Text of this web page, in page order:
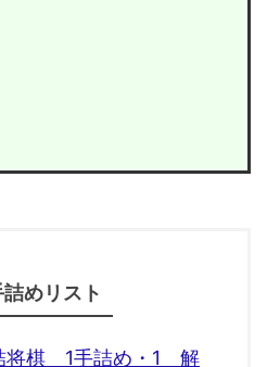
詰めリスト
将棋 1手詰め・1 解